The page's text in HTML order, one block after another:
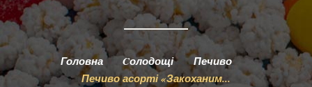
Головна Cолодощі
Печиво
Печиво асорті «Закоханим...
ПРО НАС
ОПЛАТА І ДОСТАВКА